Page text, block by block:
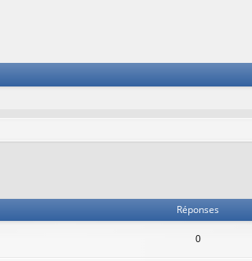
Réponses
0